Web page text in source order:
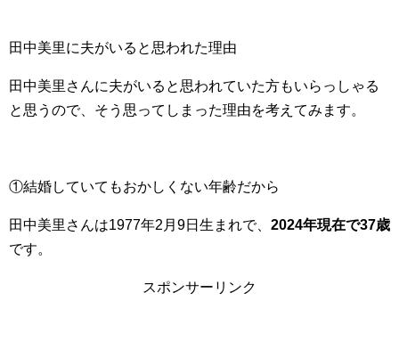
田中美里に夫がいると思われた理由
田中美里さんに夫がいると思われていた方もいらっしゃる
と思うので、そう思ってしまった理由を考えてみます。
①結婚していてもおかしくない年齢だから
田中美里さんは1977年2月9日生まれで、 2024年現在で37歳
です。
スポンサーリンク